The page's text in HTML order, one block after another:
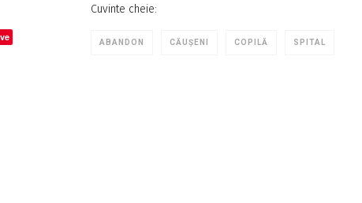
Cuvinte cheie:
ABANDON CĂUȘENI COPILĂ SPITAL